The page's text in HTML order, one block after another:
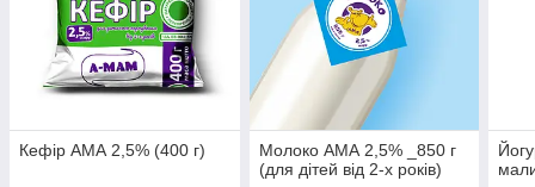
Кефір АМА 2,5% (400 г)
Молоко АМА 2,5% _850 г
(для дітей від 2-х років)